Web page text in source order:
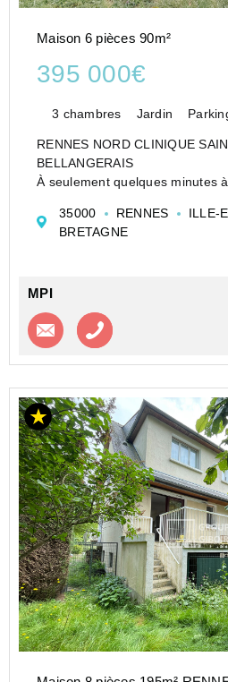
Maison 6 pièces 90m²
395 000€
3 chambres Jardin
RENNES NORD CLINIQUE SAINT-LAURENT PATTON /
BELLANGERAIS
À seulement quelques minutes
apprécié des actifs pour sa
qualité de vie, découvrez cette
35000 RENNES
ILLE-
BRETAGNE
MPI
Contacter l'agence